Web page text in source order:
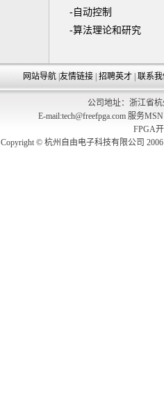
-自动控制
-算法理论和研究
网站导航 友情链接 招聘英才 联系
公司地址：浙江省
E-mail:tech@freefpga.com 服务
FPGA
Copyright © 杭州自由电子科技有限公司 2006